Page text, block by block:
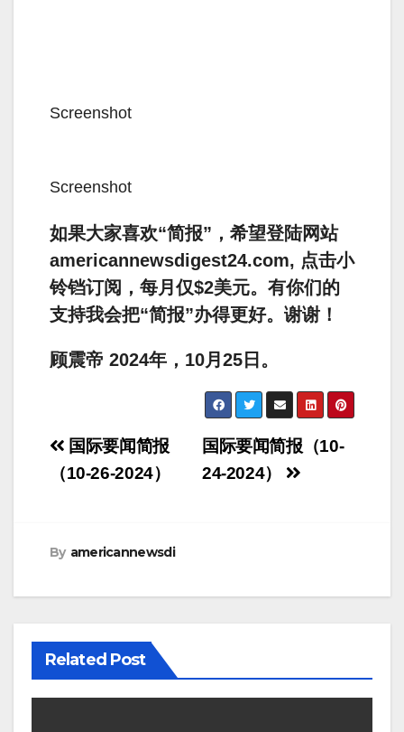
Screenshot
Screenshot
如果大家喜欢“简报”，希望登陆网站
americannewsdigest24.com, 点击小
铃铛订阅，每月仅$2美元。有你们的
支持我会把“简报”办得更好。谢谢！
顾震帝 2024年，10月25日。
Post
navigation
国际要闻简报（10-
24-2024）
国际要闻简报
（10-26-2024）
By americannewsdi
Related Post